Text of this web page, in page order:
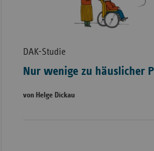
DAK-Studie
Nur wenige zu häuslicher
von Helge Dickau